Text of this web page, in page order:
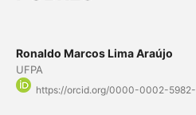
Ronaldo Marcos Lima Araújo
UFPA
https://orcid.org/0000-0002-